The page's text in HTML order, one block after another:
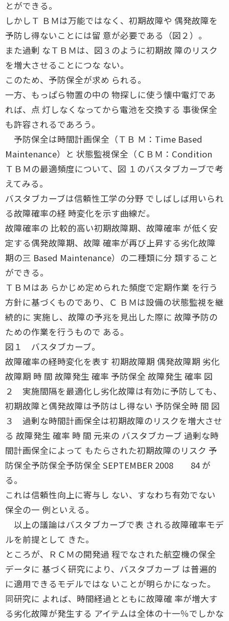
とができる。
しかしＴ ＢＭは万能ではなく、初期故障や 偶発故障を
予防し得ないことには留 意が必要である（図２）。
また過剰 なＴＢＭは、図３のように初期故 障のリスク
を増大させることにつな ない。
このため、予防保全が求め られる。
一方、もっぱら物置の中の 物探しに使う懐中電灯であ
れば、点 灯しなくなってから電池を交換する 事後保全
も許容されるであろう。
予防保全は時間計画保全（ＴＢ Ｍ：Time Based
Maintenance）と 状態監視保全（ＣＢＭ：Condition
ＴＢＭの最適頻度について、図 １のバスタブカーブで考
えてみる。
バスタブカーブは信頼性工学の分野 でしばしば用いられ
る故障確率の経 時変化を示す曲線だ。
故障確率の 比較的高い初期故障期、故障確率 が低く安
定する偶発故障期、故障 確率が再び上昇する劣化故障
期の三 Based Maintenance）の二種類に分 類すること
ができる。
ＴＢＭはあ らかじめ定められた頻度で定期作業 を行う
方針に基づくものであり、Ｃ ＢＭは設備の状態監視を継
続的に 実施し、故障の予兆を見出した際に 故障予防の
ための作業を行うもので ある。
図１ バスタブカーブ。
故障確率の経時変化を表す 初期故障期 偶発故障期 劣化
故障期 時 間 故障発生 確率 予防保全 故障発生 確率 図
２ 実施間隔を最適化し劣化故障は有効に予防しても、
初期故障と偶発故障は予防はし得ない 予防保全時 間 図
３ 過剰な時間計画保全は初期故障のリスクを増大させ
る 故障発生 確率 時 間 元来の バスタブカーブ 過剰な時
間計画保全によって もたらされた初期故障のリスク 予
防保全予防保全予防保全 SEPTEMBER 2008 84 が
る。
これは信頼性向上に寄与し ない、すなわち有効でない
保全の一 例といえる。
以上の議論はバスタブカーブで表 される故障確率モデ
ルを前提として きた。
ところが、ＲＣＭの開発過 程でなされた航空機の保全
データに 基づく研究により、バスタブカーブ は普遍的
に適用できるモデルではな いことが明らかになった。
同研究に よれば、時間経過とともに故障確 率が増大す
る劣化故障が発生する アイテムは全体の十一％でしかな